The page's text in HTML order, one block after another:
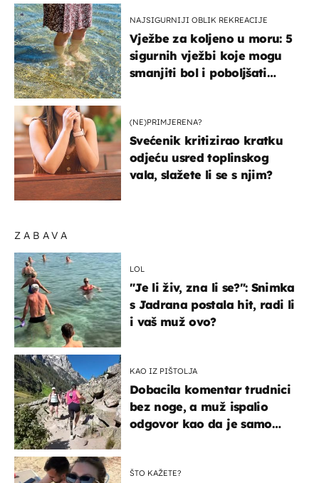
ZABAVA
LOL
"Je li živ, zna li se?": Snimka
s Jadrana postala hit, radi li
i vaš muž ovo?
KAO IZ PIŠTOLJA
Dobacila komentar trudnici
bez noge, a muž ispalio
odgovor kao da je samo
ŠTO KAŽETE?
NAJSIGURNIJI OBLIK REKREACIJE
Vježbe za koljeno u moru: 5
sigurnih vježbi koje mogu
smanjiti bol i poboljšati
(NE)PRIMJERENA?
Svećenik kritizirao kratku
odjeću usred toplinskog
vala, slažete li se s njim?